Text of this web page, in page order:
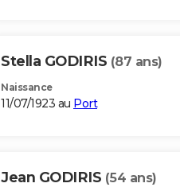
Stella GODIRIS (87 ans)
Naissance
11/07/1923 au Port
Jean GODIRIS (54 ans)